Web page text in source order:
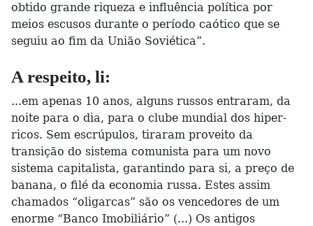
obtido grande riqueza e influência política por
meios escusos durante o período caótico que se
seguiu ao fim da União Soviética”.
A respeito, li:
...em apenas 10 anos, alguns russos entraram, da
noite para o dia, para o clube mundial dos hiper-
ricos. Sem escrúpulos, tiraram proveito da
transição do sistema comunista para um novo
sistema capitalista, garantindo para si, a preço de
banana, o filé da economia russa. Estes assim
chamados “oligarcas” são os vencedores de um
enorme “Banco Imobiliário” (...) Os antigos